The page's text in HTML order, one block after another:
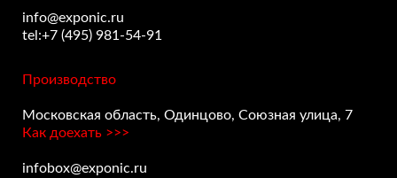
info@exponic.ru
tel:+7 (495) 981-54-91
Производство
Московская область, Одинцово, Союзная улица, 7
infobox@exponic.ru
Как доехать >>>